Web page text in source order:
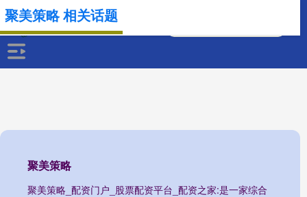
聚美策略
聚美策略_配资门户_股票配资平台_配资之家:是一家综合
聚美策略 相关话题